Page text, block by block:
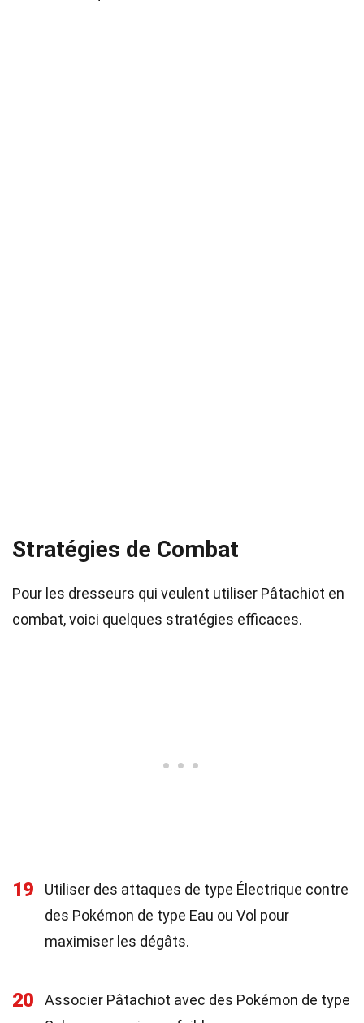
Stratégies de Combat
Pour les dresseurs qui veulent utiliser Pâtachiot en
combat, voici quelques stratégies efficaces.
19
Utiliser des attaques de type Électrique contre
des Pokémon de type Eau ou Vol pour
maximiser les dégâts.
20
Associer Pâtachiot avec des Pokémon de type